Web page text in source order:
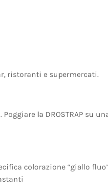
ristoranti e supermercati.
la DROSTRAP su
colorazione “giallo